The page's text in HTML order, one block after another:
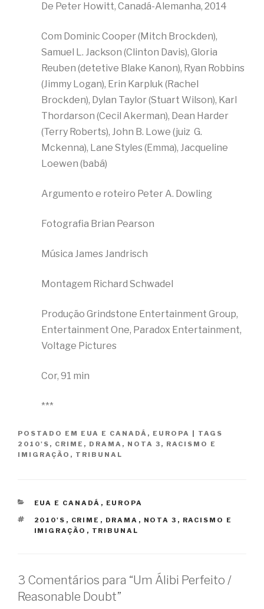
De Peter Howitt, Canadá-Alemanha, 2014
Com Dominic Cooper (Mitch Brockden),
Samuel L. Jackson (Clinton Davis), Gloria
Reuben (detetive Blake Kanon), Ryan Robbins
(Jimmy Logan), Erin Karpluk (Rachel
Brockden), Dylan Taylor (Stuart Wilson), Karl
Thordarson (Cecil Akerman), Dean Harder
(Terry Roberts), John B. Lowe (juiz G.
Mckenna), Lane Styles (Emma), Jacqueline
Loewen (babá)
Argumento e roteiro Peter A. Dowling
Fotografia Brian Pearson
Música James Jandrisch
Montagem Richard Schwadel
Produção Grindstone Entertainment Group,
Entertainment One, Paradox Entertainment,
Voltage Pictures
Cor, 91 min
***
POSTADO EM EUA E CANADÁ , EUROPA
TAGS
2010'S , CRIME , DRAMA , NOTA 3 , RACISMO E
IMIGRAÇÃO , TRIBUNAL
CATEGORIAS
EUA E CANADÁ , EUROPA
TAGS
2010'S , CRIME , DRAMA , NOTA 3 , RACISMO E
IMIGRAÇÃO , TRIBUNAL
3 Comentários para “Um Álibi Perfeito /
Reasonable Doubt”